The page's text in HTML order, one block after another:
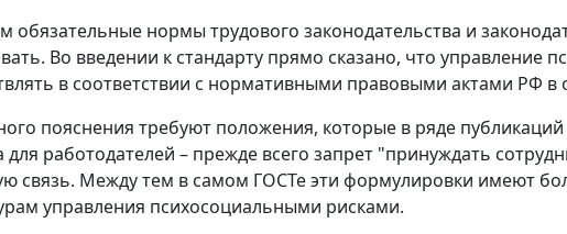
обязательные нормы трудового законодательства и
Во введении к стандарту прямо сказано, что
в соответствии с нормативными правовыми актами РФ в
пояснения требуют положения, которые в ряде
для работодателей – прежде всего запрет "принуждать
связь. Между тем в самом ГОСТе эти формулировки имеют
управления психосоциальными рисками.